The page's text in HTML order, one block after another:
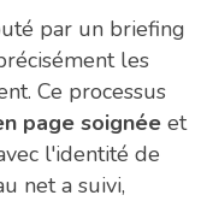
par un briefing
les
Ce processus
page soignée et
l'identité de
net a suivi,